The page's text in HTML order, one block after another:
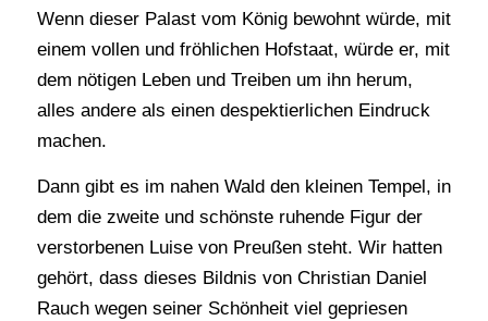
Wenn dieser Palast vom König bewohnt würde, mit
einem vollen und fröhlichen Hofstaat, würde er, mit
dem nötigen Leben und Treiben um ihn herum,
alles andere als einen despektierlichen Eindruck
machen.
Dann gibt es im nahen Wald den kleinen Tempel, in
dem die zweite und schönste ruhende Figur der
verstorbenen Luise von Preußen steht. Wir hatten
gehört, dass dieses Bildnis von Christian Daniel
Rauch wegen seiner Schönheit viel gepriesen